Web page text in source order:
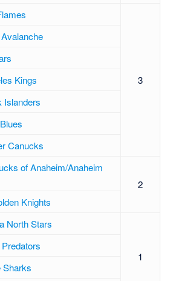
3
Kings
Islanders
Canucks
of Anaheim/Anaheim
2
Knights
North Stars
1
Sharks